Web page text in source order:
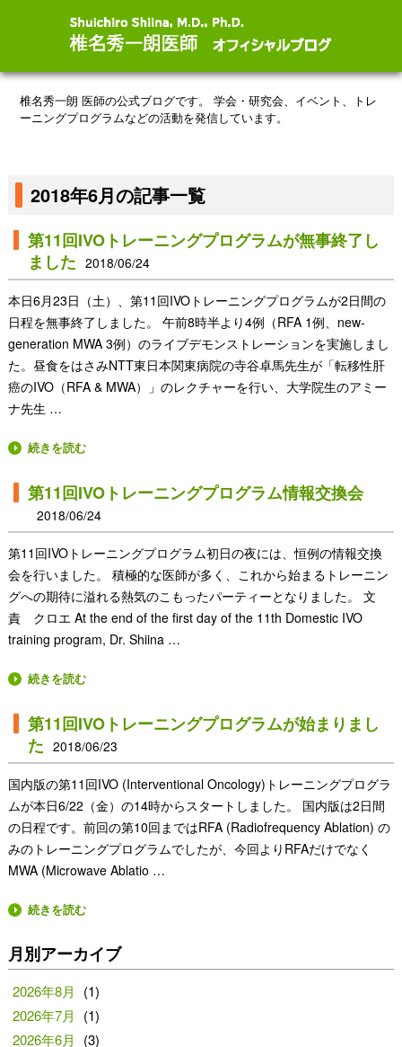
椎名秀一朗 医師の公式ブログです。
学会・研究会、イベント、トレ
ーニングプログラムなどの活動を発信しています。
2018年6月の記事一覧
第11回IVOトレーニングプログラムが無事終了し
ました 2018/06/24
本日6月23日（土）、第11回IVOトレーニン​グプログラムが2日間の
日程を無事終了しました。 午前8時半より4例（RFA 1例、new-
generation MWA 3例）のライブデモンストレーションを実施しまし
た。昼食をはさみNTT東日本関東病院の寺谷卓馬先生が「転移性肝
癌のIVO（RFA & MWA）」のレクチャーを行い、大学院生のアミー
ナ先生 …
続きを読む
第11回IVOトレーニングプログラム情報交換会
2018/06/24
第11回IVOトレーニングプログラム初日の夜には、恒例の情報交換
会を行いました。 積極的な医師が多く、これから始まるトレーニン
グへの期待に溢れる熱気のこもったパーティーとなりました。 文
責 クロエ At the end of the first day of the 11th Domestic IVO
training program, Dr. Shiina …
続きを読む
第11回IVOトレーニングプログラムが始まりまし
た 2018/06/23
国内版の第11回IVO (Interventional Oncology)トレーニングプログラ
ムが本日6/22（金）の14時からスタートしました。 国内版は2日間
の日程です。前回の第10回まではRFA (Radiofrequency Ablation) の
みのトレーニングプログラムでしたが、今回よりRFAだけでなく
MWA (Microwave Ablatio …
続きを読む
月別アーカイブ
2026年8月
(1)
2026年7月
(1)
2026年6月
(3)